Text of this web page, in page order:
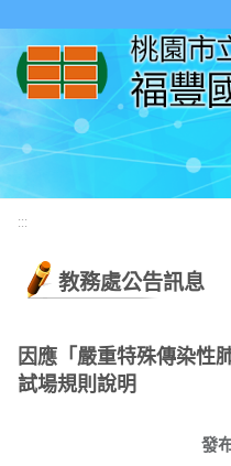
:::
教務處公告訊息
因應「嚴重特殊傳染性
試場規則說明
發